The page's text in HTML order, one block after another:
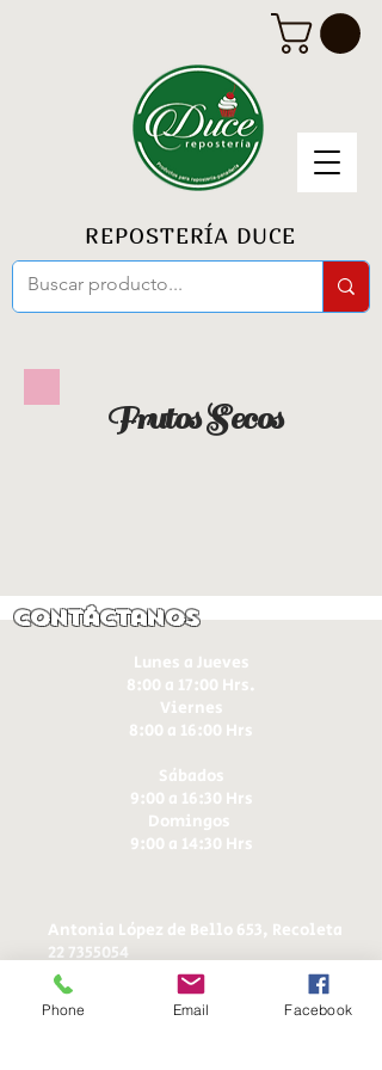
REPOSTERÍA DUCE
Frutos Secos
Contáctanos
Lunes a Jueves
8:00 a 17:00 Hrs.
Viernes
8:00 a 16:00 Hrs​
Sábados
9:00 a 16:30 Hrs
Domingos
9:00 a 14:30 Hrs
Antonia López de Bello 653, Recoleta
22 7355054
22 7375725
+56 9 75224598
ducereposteria@gmail.com
Phone Email Facebook